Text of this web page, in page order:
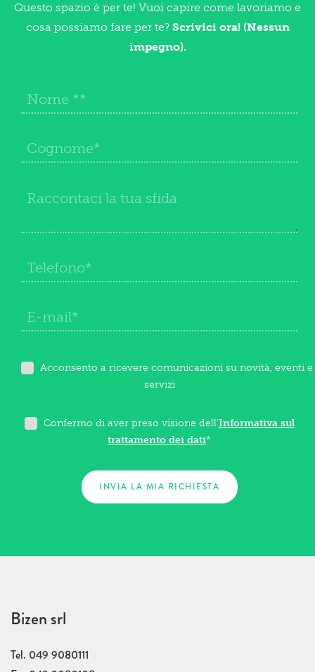
Questo spazio è per te! Vuoi capire come lavoriamo e
cosa possiamo fare per te? Scrivici ora! (Nessun
impegno).
Acconsento a ricevere comunicazioni su novità, eventi e
servizi
Confermo di aver preso visione dell'Informativa sul
trattamento dei dati*
Bizen srl
Tel. 049 9080111